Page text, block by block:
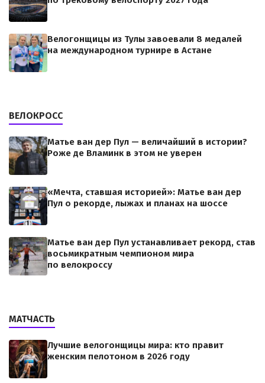
Велогонщицы из Тулы завоевали 8 медалей
на международном турнире в Астане
ВЕЛОКРОСС
Матье ван дер Пул — величайший в истории?
Роже де Вламинк в этом не уверен
«Мечта, ставшая историей»: Матье ван дер
Пул о рекорде, лыжах и планах на шоссе
Матье ван дер Пул устанавливает рекорд, став
восьмикратным чемпионом мира
по велокроссу
МАТЧАСТЬ
Лучшие велогонщицы мира: кто правит
женским пелотоном в 2026 году